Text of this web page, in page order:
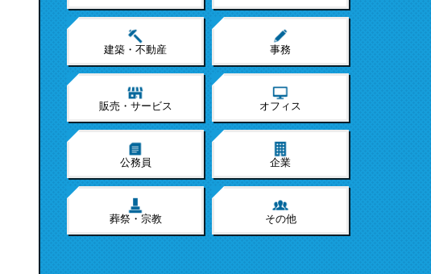
建築・不動産 事務
販売・サービス オフィス
公務員 企業
葬祭・宗教 その他